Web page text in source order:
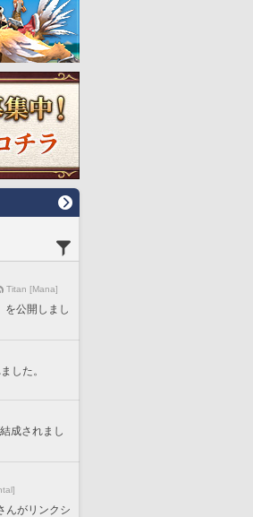
Titan [Mana]
を公開しまし
した。
成されまし
んがリンクシ